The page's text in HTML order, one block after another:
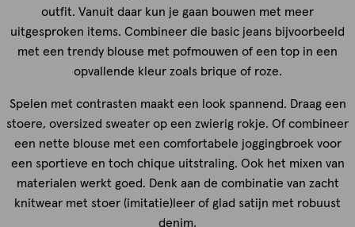
outfit. Vanuit daar kun je gaan bouwen met meer
uitgesproken items. Combineer die basic jeans bijvoorbeeld
met een trendy blouse met pofmouwen of een top in een
opvallende kleur zoals brique of roze.
Spelen met contrasten maakt een look spannend. Draag een
stoere, oversized sweater op een zwierig rokje. Of combineer
een nette blouse met een comfortabele joggingbroek voor
een sportieve en toch chique uitstraling. Ook het mixen van
materialen werkt goed. Denk aan de combinatie van zacht
knitwear met stoer (imitatie)leer of glad satijn met robuust
denim.